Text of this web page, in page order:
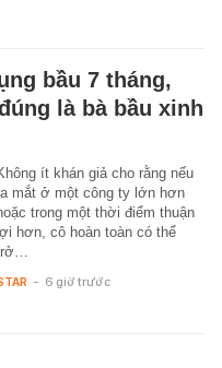
bầu 7 tháng,
là bà bầu xinh
ít khán giả cho rằng nếu
mắt ở một công ty lớn hơn
trong một thời điểm thuận
lợi hơn, cô hoàn toàn có thể
- 6 giờ trước